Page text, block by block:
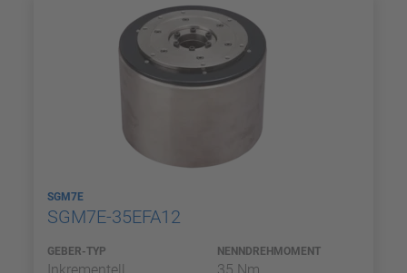
SGM7E
SGM7E-35EFA12
GEBER-TYP NENNDREHMOMENT